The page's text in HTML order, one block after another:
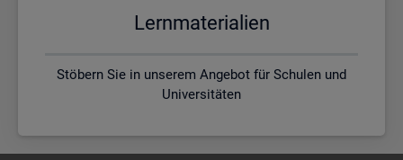
Lern­ma­te­ria­li­en
Stöbern Sie in unserem Angebot für Schulen und
Universitäten